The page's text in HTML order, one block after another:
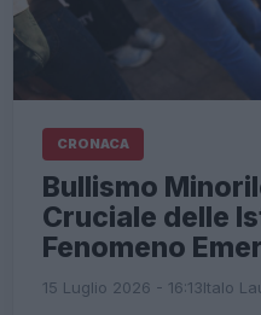
CRONACA
Bullismo
Cruciale delle
Fenomeno
15 Luglio 2026 - 16:13Italo